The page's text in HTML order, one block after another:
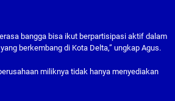
bangga bisa ikut berpartisipasi aktif dalam
berkembang di Kota Delta,” ungkap Agus.
miliknya tidak hanya menyediakan